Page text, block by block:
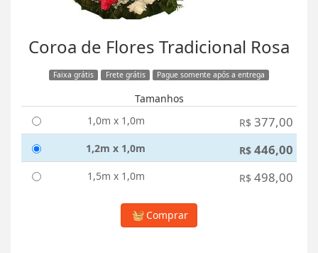
Coroa de Flores Tradicional Rosa
Faixa grátis Frete grátis Pague somente após a entrega
Tamanhos
1,0m x 1,0m
R$ 377,00
1,2m x 1,0m R$ 446,00
1,5m x 1,0m R$ 498,00
Comprar